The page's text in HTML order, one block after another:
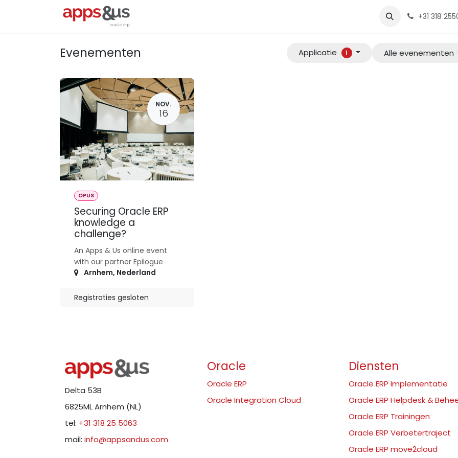
one4apps Onze+31 318
Evenementen Applicatie 1 Alle evenementen
NOV.
16
OPUS
Securing Oracle ERP
knowledge a
challenge?
An Apps & Us online event
with our partner Epilogue
Arnhem, Nederland
Registraties gesloten
Oracle
Oracle ERP
Oracle Integration Cloud
Diensten
Oracle ERP Implementatie
Oracle ERP Helpdesk &
Oracle ERP Trainingen
Oracle ERP Verbetertraject
Oracle ERP move2cloud
Delta 53B
6825ML Arnhem (NL)
tel: +31 318 25 5063
mail: info@appsandus.com